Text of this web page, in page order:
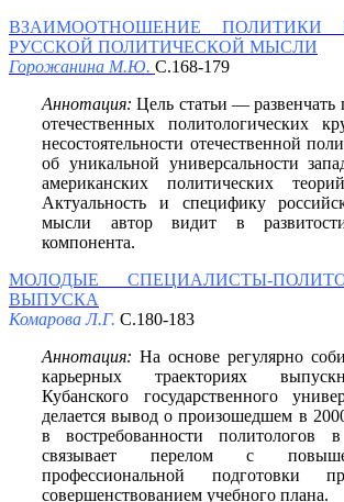
ВЗАИМООТНОШЕНИЕ
РУССКОЙ ПОЛИТИЧЕСКОЙ МЫСЛИ
Горожанина М.Ю. С.168-179
Аннотация:Цель статьи —
отечественных политологических
несостоятельности отечественной
об уникальной универсальности
американских политических
Актуальность и специфику
мысли автор видит в
компонента.
МОЛОДЫЕ СПЕЦИАЛИСТЫ-
ВЫПУСКА
Комарова Л.Г. С.180-183
Аннотация: На основе регулярно
карьерных траекториях
Кубанского государственного
делается вывод о произошедшем в
в востребованности политологов
связывает перелом с
профессиональной подготовки
совершенствованием учебного плана.